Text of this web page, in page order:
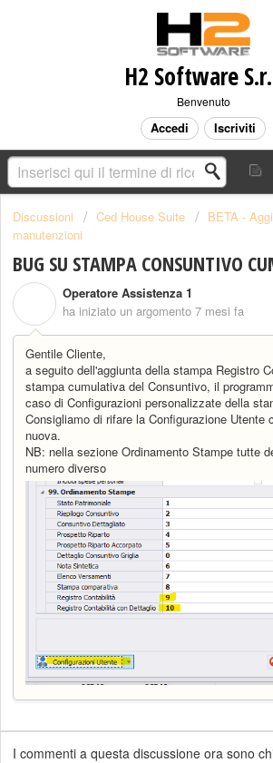
H2 Software
Benvenuto
Accedi Iscriviti
Discussioni Ced House Suite
BETA -
manutenzioni
BUG SU STAMPA CONSUNTIVO
Operatore Assistenza 1
ha iniziato un argomento 7 mesi fa
Gentile Cliente,
a seguito dell'aggiunta della stampa Registro
stampa cumulativa del Consuntivo, il
caso di Configurazioni personalizzate della
Consigliamo di rifare la Configurazione Utente
nuova.
NB: nella sezione Ordinamento Stampe tutte
numero diverso
I commenti a questa discussione ora sono